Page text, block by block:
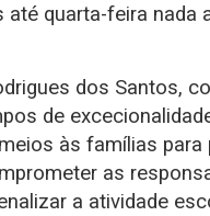
quarta-feira nada
dos Santos,
de
às famílias para
as
a atividade